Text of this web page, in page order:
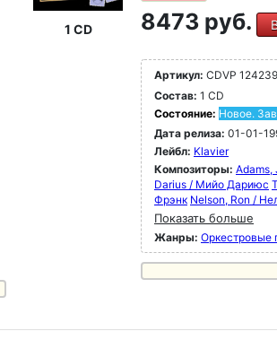
1 CD 8473 руб.
Артикул: CDVP 124239
Состав: 1 CD
Состояние: Новое.
Дата релиза: 01-01-
Лейбл: Klavier
Композиторы:
Darius / Мийо Дариюс
Фрэнк Nelson, Ron /
Показать больше
Жанры: Оркестровые